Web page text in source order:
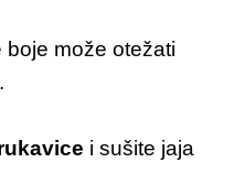
boje može otežati
i sušite jaja